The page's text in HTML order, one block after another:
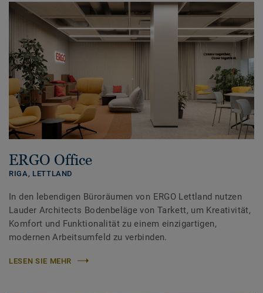
ERGO Office
RIGA, LETTLAND
In den lebendigen Büroräumen von ERGO Lettland nutzen
Lauder Architects Bodenbeläge von Tarkett, um Kreativität,
Komfort und Funktionalität zu einem einzigartigen,
modernen Arbeitsumfeld zu verbinden.
LESEN SIE MEHR